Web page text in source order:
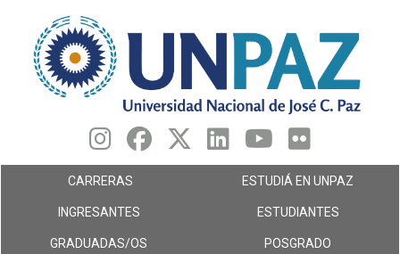
contenido
principal
CARRERAS ESTUDIÁ EN UNPAZ
INGRESANTES ESTUDIANTES
GRADUADAS/OS POSGRADO